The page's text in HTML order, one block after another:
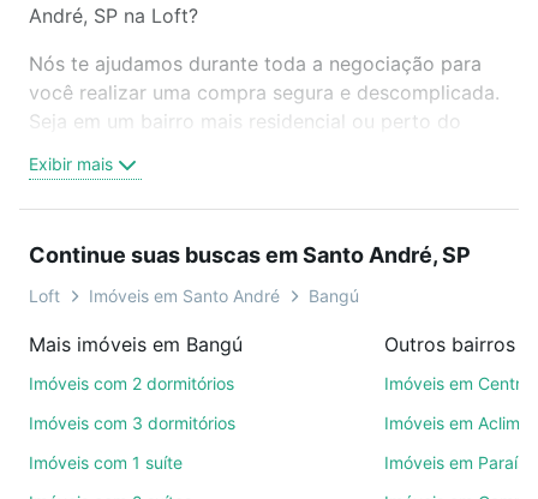
André, SP na Loft?
Nós te ajudamos durante toda a negociação para
você realizar uma compra segura e descomplicada.
Seja em um bairro mais residencial ou perto do
oferta ideal de Imóveis à venda em Bangú, Santo
André, SP para conquistar seu sonho. Agende uma
compromisso e você ainda conta com mais de 46
mil corretores e imobiliárias te ajudando na compra,
Como escolher um imóvel?
Use barra de busca no topo para pesquisar por
também pode usar os filtros como quantidade de
Exibir mais
Continue suas buscas em Santo André, SP
Loft Imóveis em Santo André Bangú
Mais imóveis em Bangú
Imóveis com 2 dormitórios
Imóveis com 3 dormitórios
Imóveis com 1 suíte
Imóveis em Centro
Imóveis em
Imóveis em Paraíso